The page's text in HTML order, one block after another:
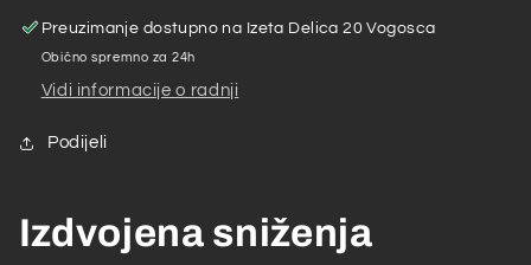
bez
jastuka
bez
jastuka
Preuzimanje dostupno na Izeta Delica 20 Vogosca
Obično spremno za 24h
Vidi informacije o radnji
Podijeli
Izdvojena sniženja